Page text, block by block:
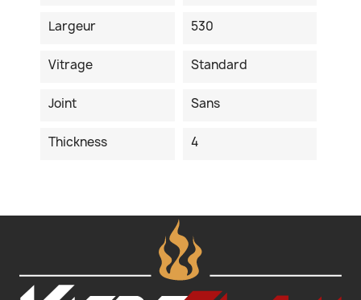
Largeur 530
Vitrage Standard
Joint Sans
Thickness 4